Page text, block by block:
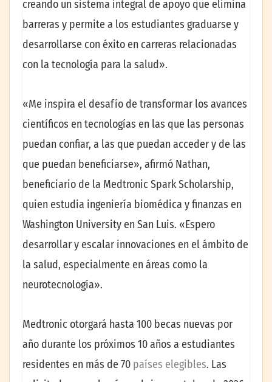
creando un sistema integral de apoyo que elimina
barreras y permite a los estudiantes graduarse y
desarrollarse con éxito en carreras relacionadas
con la tecnología para la salud».
«Me inspira el desafío de transformar los avances
científicos en tecnologías en las que las personas
puedan confiar, a las que puedan acceder y de las
que puedan beneficiarse», afirmó Nathan,
beneficiario de la Medtronic Spark Scholarship,
quien estudia ingeniería biomédica y finanzas en
Washington University en San Luis. «Espero
desarrollar y escalar innovaciones en el ámbito de
la salud, especialmente en áreas como la
neurotecnología».
Medtronic otorgará hasta 100 becas nuevas por
año durante los próximos 10 años a estudiantes
residentes en más de 70 países elegibles. Las